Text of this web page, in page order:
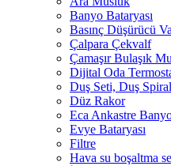
Banyo Bataryası
Basınç Düşürücü
Çalpara Çekvalf
Çamaşır Bulaşık
Dijital Oda
Duş Seti, Duş
Düz Rakor
Eca Ankastre
Evye Bataryası
Filtre
Hava su boşaltma